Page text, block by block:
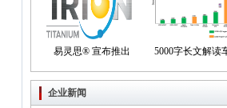
们身边
易灵思® 宣布推出
Trion® Titanium FPGA
系列
5000字长文解读
USB供电的方方
企业新闻